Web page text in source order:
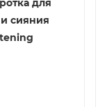
для
сияния